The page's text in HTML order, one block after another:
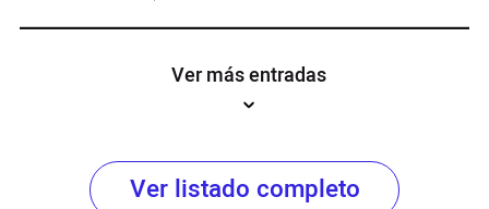
Ver más entradas
Ver listado completo